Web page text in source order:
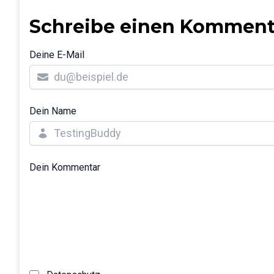
Schreibe einen
Deine E-Mail
Dein Name
Dein Kommentar